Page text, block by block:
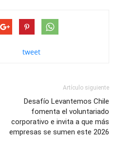
tweet
Artículo siguiente
Desafío Levantemos Chile
fomenta el voluntariado
corporativo e invita a que más
empresas se sumen este 2026